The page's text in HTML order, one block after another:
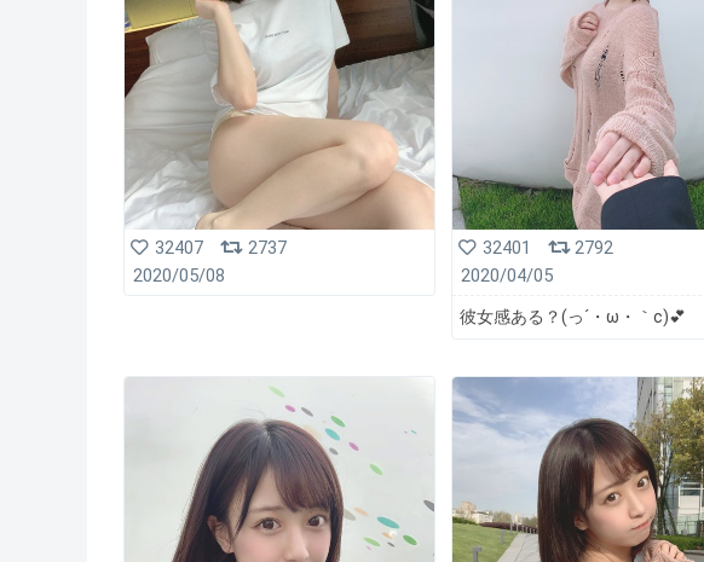
32407
2737
2020/05/08
32401
2792
2020/04/05
彼女感ある？(っ´・ω・｀c)💕